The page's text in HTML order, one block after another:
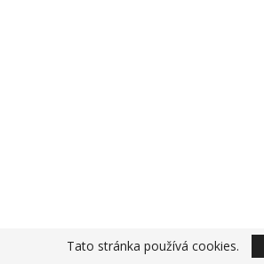
Tato stránka používá cookies.